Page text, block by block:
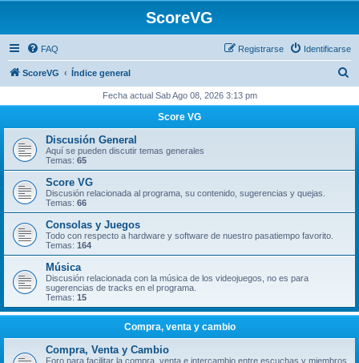
ScoreVG
FAQ Identificarse
Registrarse
ScoreVG Índice general
c
r
Fecha actual Sab Ago 08, 2026 3:13 pm
Score VG
Discusión General
Aquí se pueden discutir temas generales
Temas: 65
Score VG
Discusión relacionada al programa, su contenido, sugerencias y quejas.
Temas: 66
Consolas y Juegos
Todo con respecto a hardware y software de nuestro pasatiempo favorito.
Temas: 164
Música
Discusión relacionada con la música de los videojuegos, no es para
sugerencias de tracks en el programa.
Temas: 15
Compra, venta y cambio
Compra, Venta y Cambio
Foro para facilitar la compra, venta e intercambio entre escuchas y miembros